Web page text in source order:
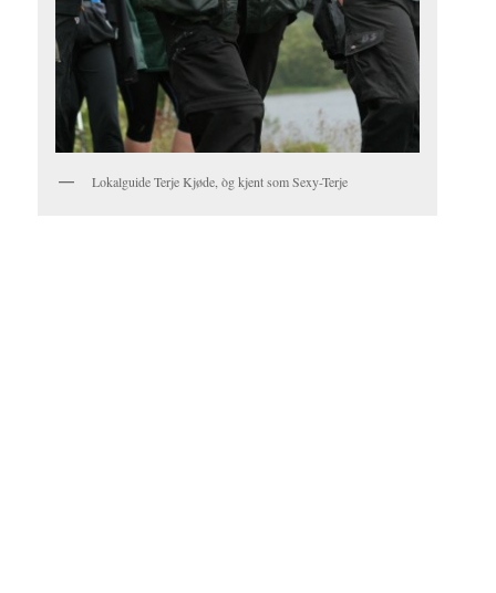
Lokalguide Terje Kjøde, òg kjent som Sexy-Terje